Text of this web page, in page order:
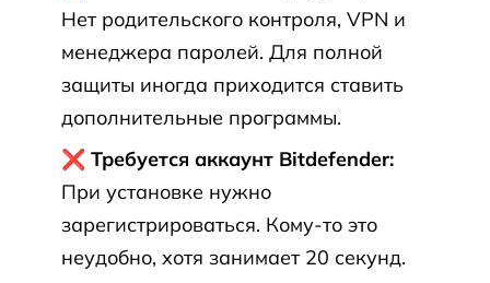
Нет родительского контроля, VPN и
менеджера паролей. Для полной
защиты иногда приходится ставить
дополнительные программы.
❌ Требуется аккаунт Bitdefender:
При установке нужно
зарегистрироваться. Кому-то это
неудобно, хотя занимает 20 секунд.